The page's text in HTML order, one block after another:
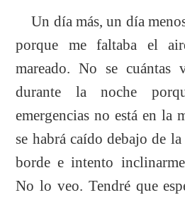
Un día más, un día
porque me faltaba el
mareado. No se cuántas
durante la noche
emergencias no está en la
se habrá caído debajo de
borde e intento
No lo veo. Tendré que